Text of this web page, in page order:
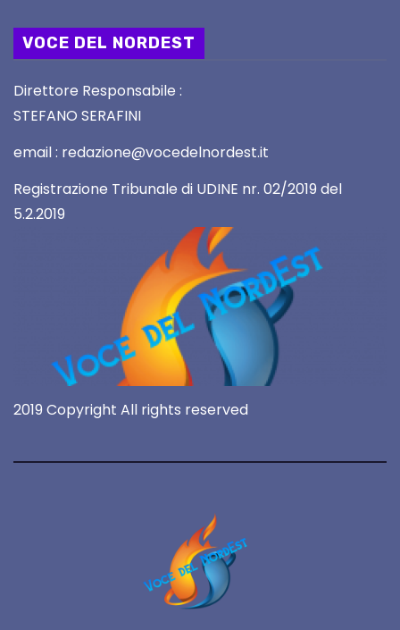
VOCE DEL NORDEST
Direttore Responsabile :
STEFANO SERAFINI
email : redazione@vocedelnordest.it
Registrazione Tribunale di UDINE nr. 02/2019 del
5.2.2019
2019 Copyright All rights reserved